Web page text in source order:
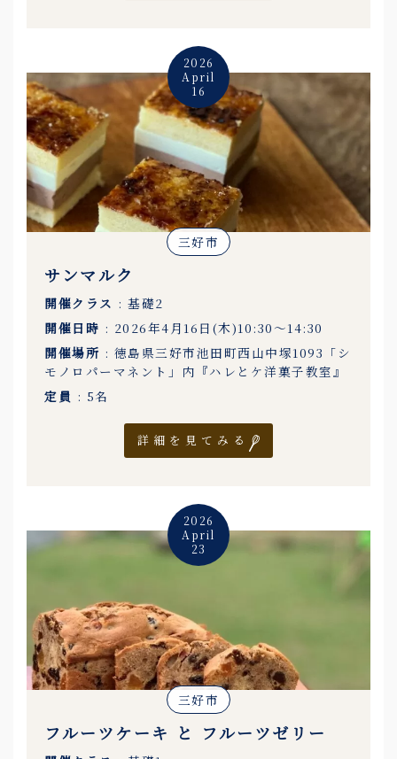
2026
April
16
三好市
サンマルク
開催クラス : 基礎2
開催日時 : 2026年4月16日(木)10:30〜14:30
開催場所 : 徳島県三好市池田町西山中塚1093「シ
モノロパーマネント」内『ハレとケ洋菓子教室』
定員 : 5名
詳細を見てみる
2026
April
23
三好市
フルーツケーキ と フルーツゼリー